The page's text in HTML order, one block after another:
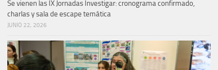
Se vienen las IX Jornadas Investigar: cronograma confirmado,
charlas y sala de escape temática
JUNIO 22, 2026